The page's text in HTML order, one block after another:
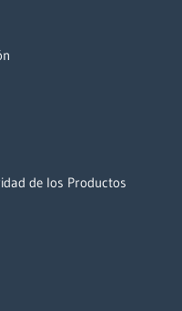
de los Productos